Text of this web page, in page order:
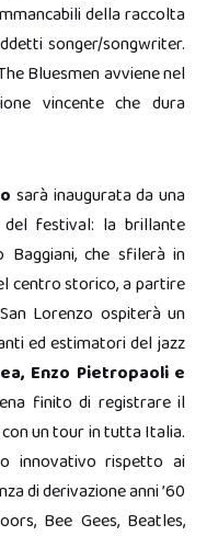
della raccolta
songer/songwriter.
Bluesmen avviene nel
vincente che dura
sarà inaugurata da una
del festival: la brillante
Baggiani, che sfilerà in
centro storico, a partire
Lorenzo ospiterà un
ed estimatori del jazz
Enzo Pietropaoli e
finito di registrare il
un tour in tutta Italia.
innovativo rispetto ai
di derivazione anni ’60
Bee Gees, Beatles,